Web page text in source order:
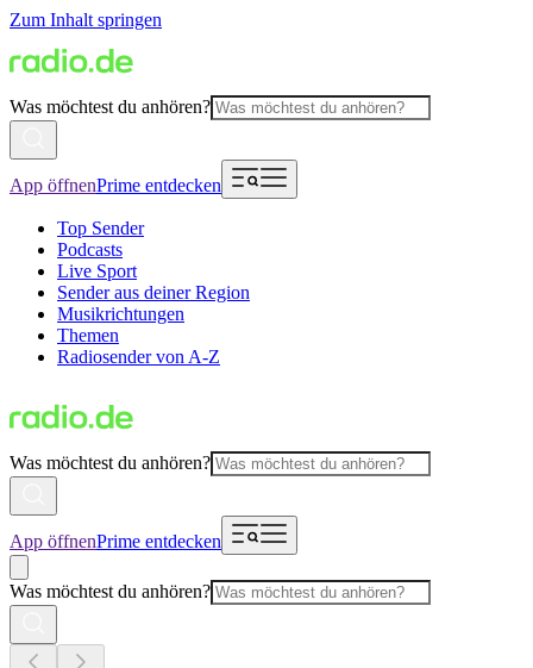
Zum Inhalt springen
Was möchtest du anhören?
App öffnenPrime entdecken
Top Sender
Podcasts
Live Sport
Sender aus deiner Region
Musikrichtungen
Themen
Radiosender von A-Z
Was möchtest du anhören?
App öffnenPrime entdecken
Was möchtest du anhören?